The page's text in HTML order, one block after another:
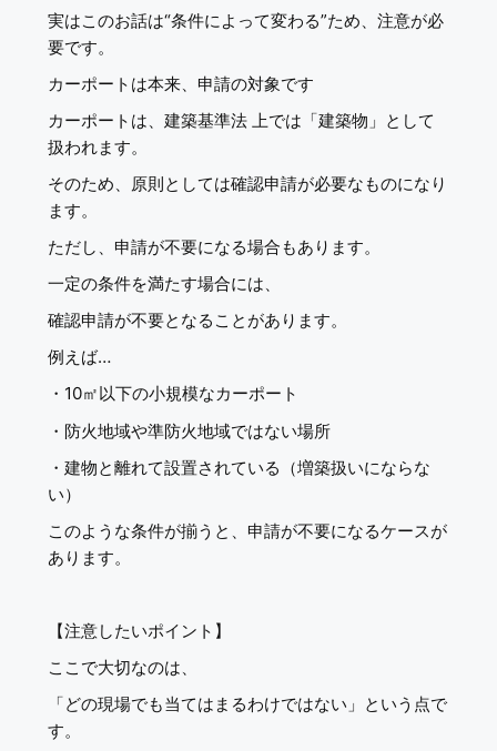
実はこのお話は“条件によって変わる”ため、注意が必
要です。
カーポートは本来、申請の対象です
カーポートは、建築基準法 上では「建築物」として
扱われます。
そのため、原則としては確認申請が必要なものになり
ます。
ただし、申請が不要になる場合もあります。
一定の条件を満たす場合には、
確認申請が不要となることがあります。
例えば…
・10㎡以下の小規模なカーポート
・防火地域や準防火地域ではない場所
・建物と離れて設置されている（増築扱いにならな
い）
このような条件が揃うと、申請が不要になるケースが
あります。
【注意したいポイント】
ここで大切なのは、
「どの現場でも当てはまるわけではない」という点で
す。